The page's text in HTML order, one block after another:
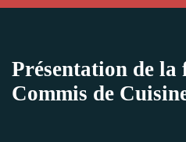
Présentation de
Commis de